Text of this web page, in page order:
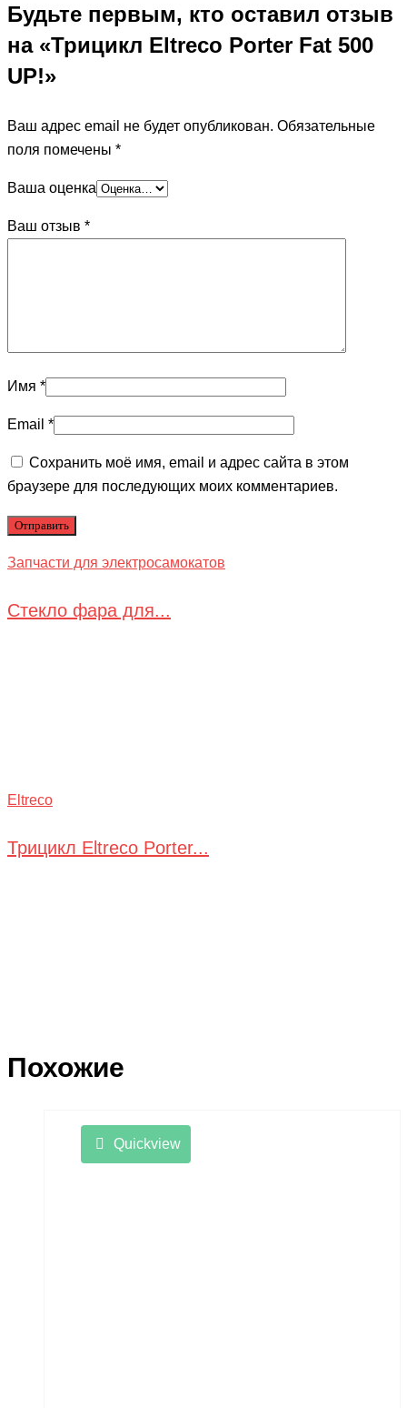
Будьте первым, кто оставил отзыв
на «Трицикл Eltreco Porter Fat 500
UP!»
Ваш адрес email не будет опубликован. Обязательные
поля помечены *
Ваша оценка
Ваш отзыв *
Имя *
Email *
Сохранить моё имя, email и адрес сайта в этом
браузере для последующих моих комментариев.
Запчасти для электросамокатов
Стекло фара для...
Eltreco
Трицикл Eltreco Porter...
Похожие
Quickview